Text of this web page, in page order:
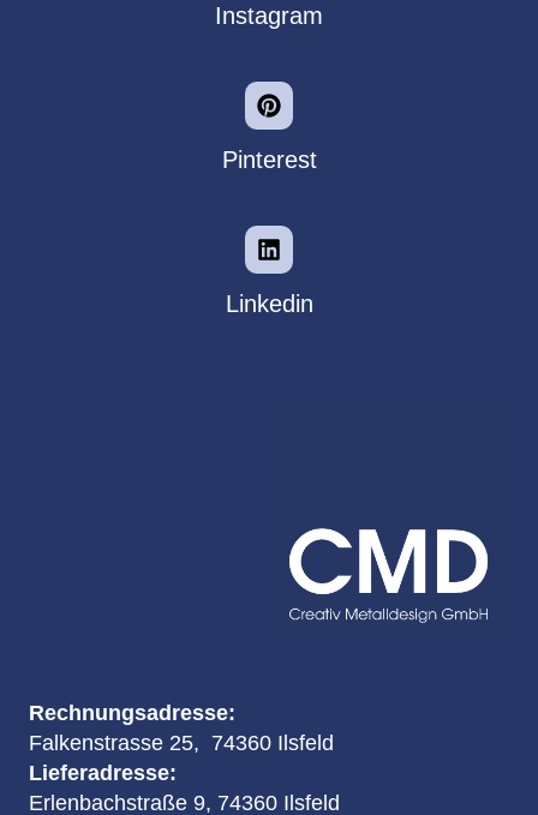
Instagram
Pinterest
Linkedin
Rechnungsadresse:
Falkenstrasse 25, 74360 Ilsfeld
Lieferadresse:
Erlenbachstraße 9, 74360 Ilsfeld